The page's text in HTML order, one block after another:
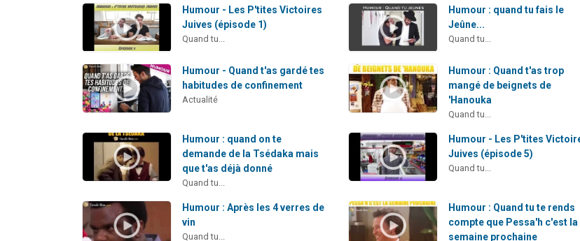
Humour - Les P'tites Victoires
Juives (épisode 1)
Quand tu...
Humour : quand tu fais le
Jeûne...
Quand tu...
Humour - Quand t'as gardé tes
habitudes de confinement
Actualité
Humour : Quand t'as trop
mangé de beignets de
'Hanouka
Quand tu...
Humour : quand on te
demande de la Tsédaka mais
que t'as déjà donné
Quand tu...
Humour - Les P'tites
Juives (épisode 5)
Quand tu...
Humour : Après les 4 verres de
vin
Quand tu...
Humour : Quand tu te rends
compte que Pessa'h c'est la
semaine prochaine